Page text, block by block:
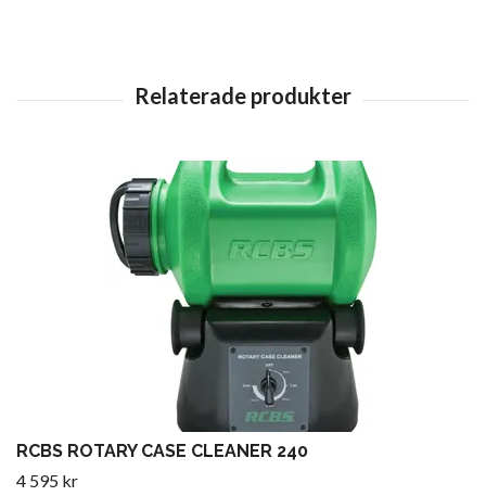
RCBS ROTARY CASE CLEANER 240
4 595 kr